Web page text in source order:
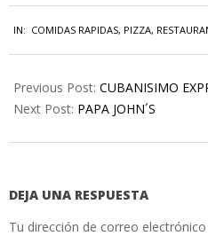
IN: COMIDAS RAPIDAS, PIZZA,
Previous Post: CUBANISIMO
Next Post: PAPA JOHN´S
DEJA UNA RESPUESTA
Tu dirección de correo